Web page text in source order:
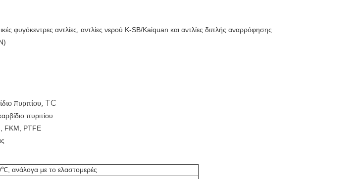
φυγόκεντρες αντλίες, αντλίες νερού K-SB/Kaiquan και αντλίες διπλής αναρρόφησης
πυριτίου, TC
πυριτίου
FKM, PTFE
ανάλογα με το ελαστομερές